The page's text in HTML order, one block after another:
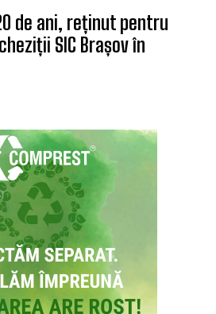
de ani, reținut pentru
SIC Brașov în